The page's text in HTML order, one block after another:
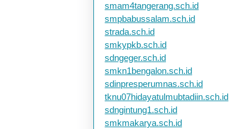
smam4tangerang.sch.id
smpbabussalam.sch.id
strada.sch.id
smkypkb.sch.id
sdngeger.sch.id
smkn1bengalon.sch.id
sdinpresperumnas.sch.id
tknu07hidayatulmubtadiin.sch.id
sdngintung1.sch.id
smkmakarya.sch.id